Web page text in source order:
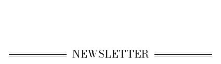
NEWSLETTER